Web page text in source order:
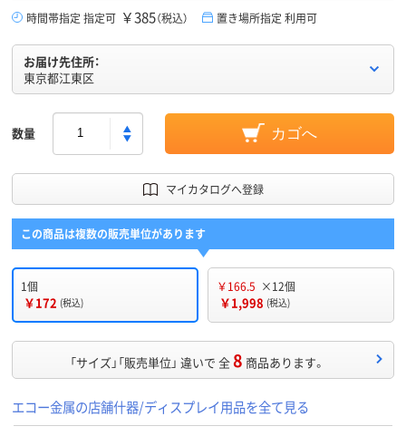
時間帯指定 指定可 ￥385（税込） 置き場所指定 利用可
お届け先住所：
東京都江東区
数量 カゴへ
マイカタログへ登録
この商品は複数の販売単位があります
1個
￥172 (税込)
￥166.5 ×12個
￥1,998 (税込)
「サイズ」「販売単位」 違いで 全8 商品あります。
エコー金属の店舗什器/ディスプレイ用品を全て見る